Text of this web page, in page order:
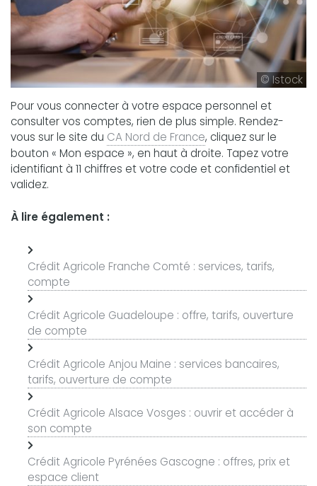
© Istock
Pour vous connecter à votre espace personnel et
consulter vos comptes, rien de plus simple. Rendez-
vous sur le site du CA Nord de France, cliquez sur le
bouton « Mon espace », en haut à droite. Tapez votre
identifiant à 11 chiffres et votre code et confidentiel et
validez.
À lire également :
Crédit Agricole Franche Comté : services, tarifs,
compte
Crédit Agricole Guadeloupe : offre, tarifs, ouverture
de compte
Crédit Agricole Anjou Maine : services bancaires,
tarifs, ouverture de compte
Crédit Agricole Alsace Vosges : ouvrir et accéder à
son compte
Crédit Agricole Pyrénées Gascogne : offres, prix et
espace client